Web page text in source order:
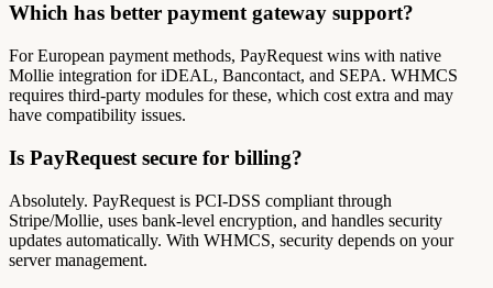
Which has better payment gateway support?
For European payment methods, PayRequest wins with native
Mollie integration for iDEAL, Bancontact, and SEPA. WHMCS
requires third-party modules for these, which cost extra and may
have compatibility issues.
Is PayRequest secure for billing?
Absolutely. PayRequest is PCI-DSS compliant through
Stripe/Mollie, uses bank-level encryption, and handles security
updates automatically. With WHMCS, security depends on your
server management.